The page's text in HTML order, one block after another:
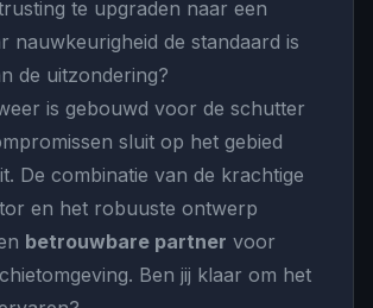
te upgraden naar een
nauwkeurigheid de standaard is
de uitzondering?
is gebouwd voor de schutter
sluit op het gebied
De combinatie van de krachtige
en het robuuste ontwerp
betrouwbare partner voor
Ben jij klaar om het